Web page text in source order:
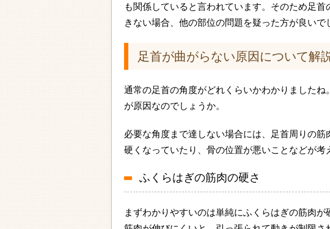
も関係していると言われています。そのため足
きない場合、他の部位の問題を疑った方が良いで
足首が曲がらない原因について解
通常の足首の角度がどれくらいかわかりました
が原因なのでしょうか。
必要な角度まで達しない場合には、足首周りの
硬くなっていたり、骨の位置が悪いことなどが考
ふくらはぎの筋肉の硬さ
まずわかりやすいのは単純にふくらはぎの筋肉